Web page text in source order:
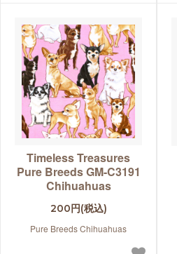
Timeless Treasures
Pure Breeds GM-C3191
Chihuahuas
200円(税込)
Pure Breeds Chihuahuas